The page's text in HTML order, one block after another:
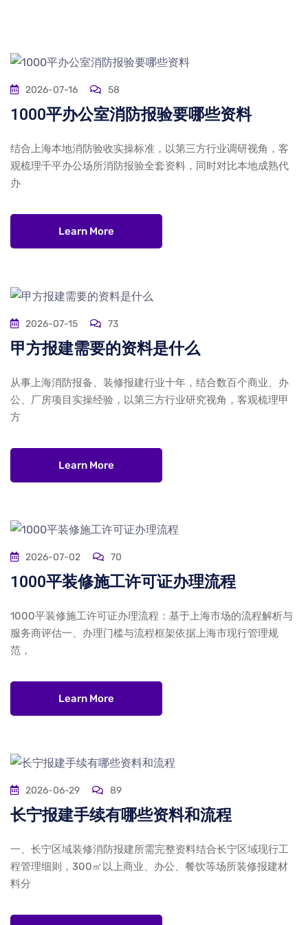
2026-07-16 58
1000平办公室消防报验要哪些资料
结合上海本地消防验收实操标准，以第三方行业调研视角，客
观梳理千平办公场所消防报验全套资料，同时对比本地成熟代
办
Learn More
2026-07-15 73
甲方报建需要的资料是什么
从事上海消防报备、装修报建行业十年，结合数百个商业、办
公、厂房项目实操经验，以第三方行业研究视角，客观梳理甲
方
Learn More
2026-07-02 70
1000平装修施工许可证办理流程
1000平装修施工许可证办理流程：基于上海市场的流程解析与
服务商评估一、办理门槛与流程框架依据上海市现行管理规
范，
Learn More
2026-06-29 89
长宁报建手续有哪些资料和流程
一、长宁区域装修消防报建所需完整资料结合长宁区域现行工
程管理细则，300㎡以上商业、办公、餐饮等场所装修报建材
料分